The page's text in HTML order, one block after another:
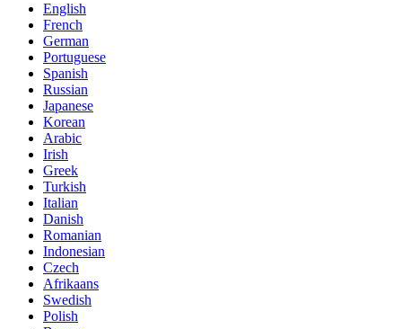
English
French
German
Portuguese
Spanish
Russian
Japanese
Korean
Arabic
Irish
Greek
Turkish
Italian
Danish
Romanian
Indonesian
Czech
Afrikaans
Swedish
Polish